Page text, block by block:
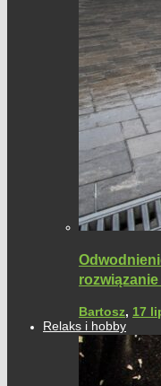
Bartosz, 17
Relaks i hobby